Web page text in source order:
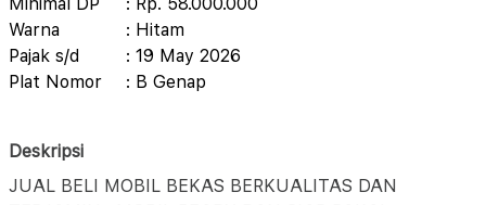
Warna
: Hitam
Pajak s/d
: 19 May 2026
Plat Nomor
: B Genap
Deskripsi
JUAL BELI MOBIL BEKAS BERKUALITAS DAN